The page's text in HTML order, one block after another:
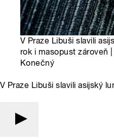
V Praze Libuši slavili
rok i masopust zároveň
Konečný
V Praze Libuši slavili asijský